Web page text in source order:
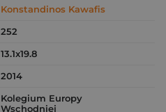
Konstandinos Kawafis
252
13.1x19.8
2014
Kolegium Europy
Wschodniej